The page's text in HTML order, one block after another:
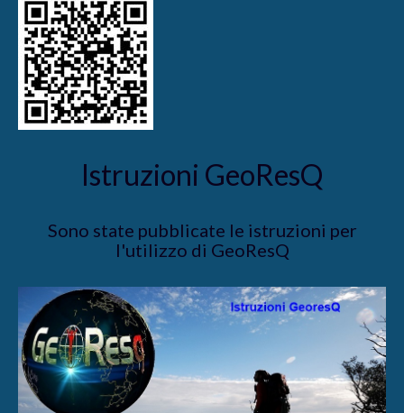
Istruzioni GeoResQ
Sono state pubblicate le istruzioni per
l'utilizzo di GeoResQ